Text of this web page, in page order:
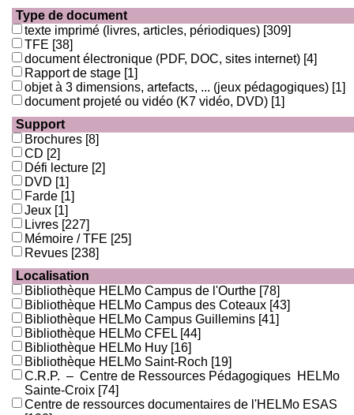
Type de document
texte imprimé (livres, articles, périodiques) [309]
TFE [38]
document électronique (PDF, DOC, sites internet) [4]
Rapport de stage [1]
objet à 3 dimensions, artefacts, ... (jeux pédagogiques) [1]
document projeté ou vidéo (K7 vidéo, DVD) [1]
Support
Brochures [8]
CD [2]
Défi lecture [2]
DVD [1]
Farde [1]
Jeux [1]
Livres [227]
Mémoire / TFE [25]
Revues [238]
Localisation
Bibliothèque HELMo Campus de l'Ourthe [78]
Bibliothèque HELMo Campus des Coteaux [43]
Bibliothèque HELMo Campus Guillemins [41]
Bibliothèque HELMo CFEL [44]
Bibliothèque HELMo Huy [16]
Bibliothèque HELMo Saint-Roch [19]
C.R.P. – Centre de Ressources Pédagogiques HELMo
Sainte-Croix [74]
Centre de ressources documentaires de l'HELMo ESAS